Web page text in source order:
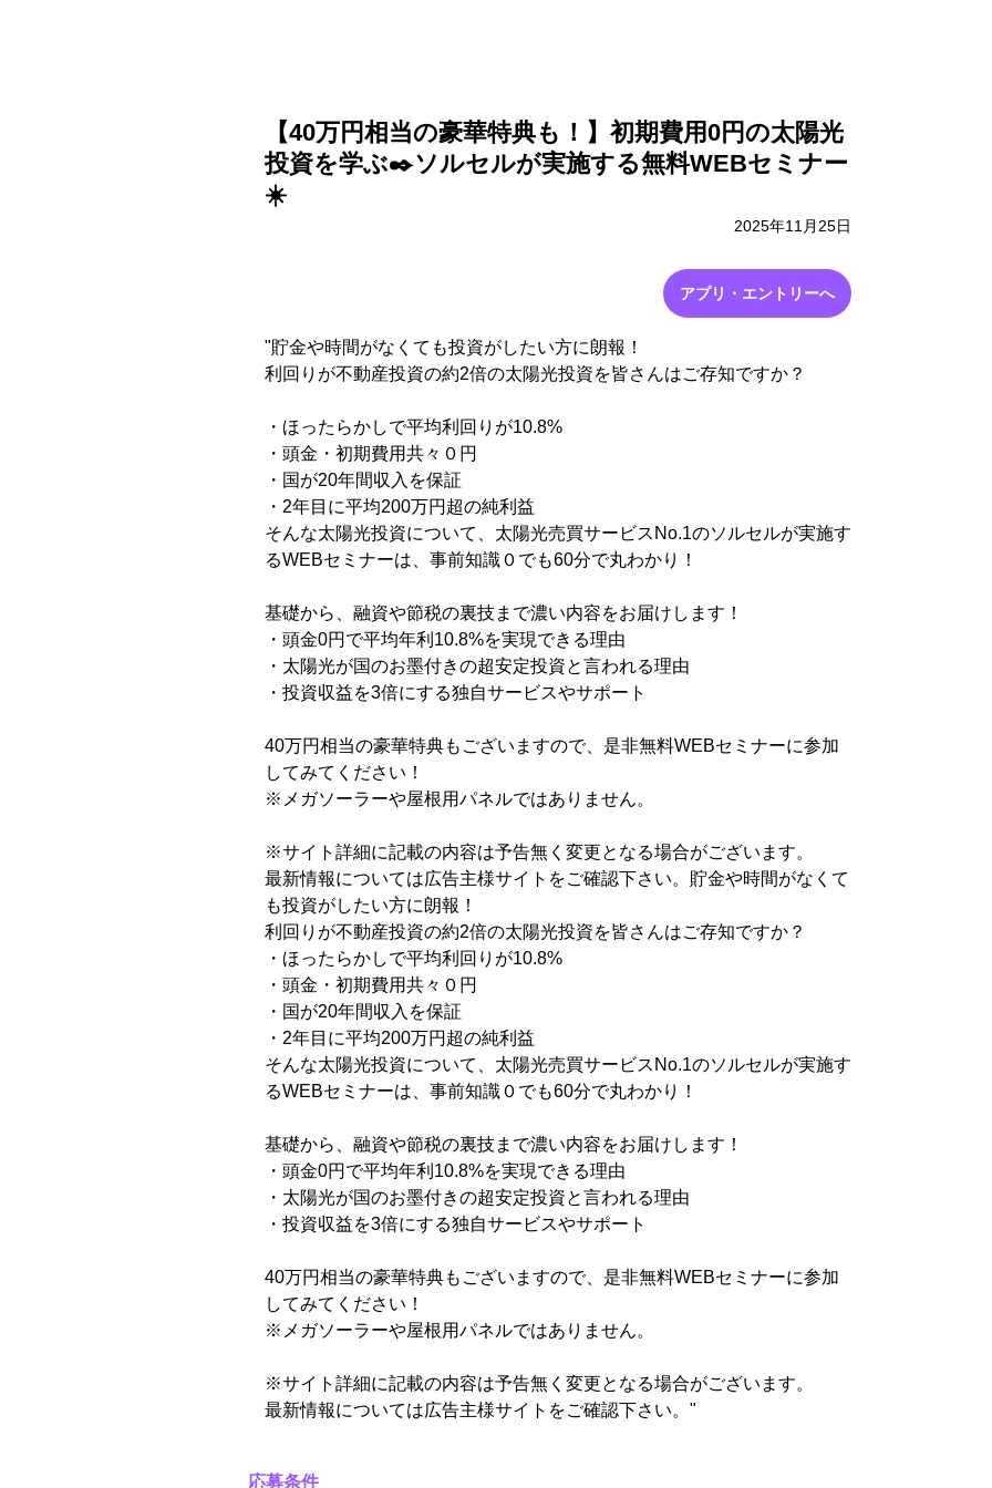
【40万円相当の豪華特典も！】初期費用0円の太陽光
投資を学ぶ✒️ソルセルが実施する無料WEBセミナー
☀️
2025年11月25日
アプリ・エントリーへ
"貯金や時間がなくても投資がしたい方に朗報！
利回りが不動産投資の約2倍の太陽光投資を皆さんはご存知ですか？
・ほったらかしで平均利回りが10.8%
・頭金・初期費用共々０円
・国が20年間収入を保証
・2年目に平均200万円超の純利益
そんな太陽光投資について、太陽光売買サービスNo.1のソルセルが実施す
るWEBセミナーは、事前知識０でも60分で丸わかり！
基礎から、融資や節税の裏技まで濃い内容をお届けします！
・頭金0円で平均年利10.8%を実現できる理由
・太陽光が国のお墨付きの超安定投資と言われる理由
・投資収益を3倍にする独自サービスやサポート
40万円相当の豪華特典もございますので、是非無料WEBセミナーに参加
してみてください！
※メガソーラーや屋根用パネルではありません。
※サイト詳細に記載の内容は予告無く変更となる場合がございます。
最新情報については広告主様サイトをご確認下さい。貯金や時間がなくて
も投資がしたい方に朗報！
利回りが不動産投資の約2倍の太陽光投資を皆さんはご存知ですか？
・ほったらかしで平均利回りが10.8%
・頭金・初期費用共々０円
・国が20年間収入を保証
・2年目に平均200万円超の純利益
そんな太陽光投資について、太陽光売買サービスNo.1のソルセルが実施す
るWEBセミナーは、事前知識０でも60分で丸わかり！
基礎から、融資や節税の裏技まで濃い内容をお届けします！
・頭金0円で平均年利10.8%を実現できる理由
・太陽光が国のお墨付きの超安定投資と言われる理由
・投資収益を3倍にする独自サービスやサポート
40万円相当の豪華特典もございますので、是非無料WEBセミナーに参加
してみてください！
※メガソーラーや屋根用パネルではありません。
※サイト詳細に記載の内容は予告無く変更となる場合がございます。
最新情報については広告主様サイトをご確認下さい。"
応募条件